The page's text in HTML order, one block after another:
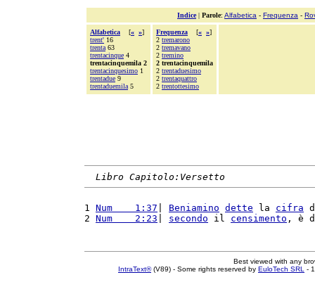
Indice| Parole: Alfabetica - Frequenza -
Alfabetica [« »]
trent' 16
trenta 63
trentacinque 4
trentacinquemila 2
trentacinquesimo 1
trentadue 9
trentaduemila 5
Frequenza [« »]
2 tremarono
2 tremavano
2 tremino
2 trentacinquemila
2 trentaduesimo
2 trentaquattro
2 trentottesimo
Libro Capitolo:Versetto
1 Num    1:37 Beniamino dette la cifra
2 Num    2:23 secondo il censimento , è
Best viewed with any
IntraText®(V89) - Some rights reserved by EuloTech SRL -